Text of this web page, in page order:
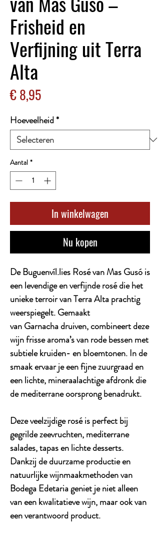
Frisheid en
Verfijning uit Terra
Alta
€ 8,95Prijs
Hoeveelheid*
Aantal *
In winkelwagen
Nu kopen
De Buguenvíl.lies Rosé van Mas Gusó is
een levendige en verfijnde rosé die het
unieke terroir van Terra Alta prachtig
weerspiegelt. Gemaakt
van Garnacha druiven, combineert deze
wijn frisse aroma’s van rode bessen met
subtiele kruiden- en bloemtonen. In de
smaak ervaar je een fijne zuurgraad en
een lichte, mineraalachtige afdronk die
de mediterrane oorsprong benadrukt.
Deze veelzijdige rosé is perfect bij
gegrilde zeevruchten, mediterrane
salades, tapas en lichte desserts.
Dankzij de duurzame productie en
natuurlijke wijnmaakmethoden van
Bodega Edetaria geniet je niet alleen
van een kwalitatieve wijn, maar ook van
een verantwoord product.